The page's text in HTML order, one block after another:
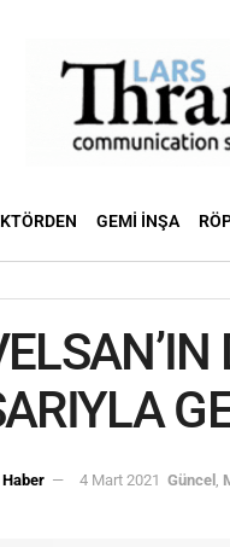
GEMI İNŞA
4 Mart 2021 Güncel